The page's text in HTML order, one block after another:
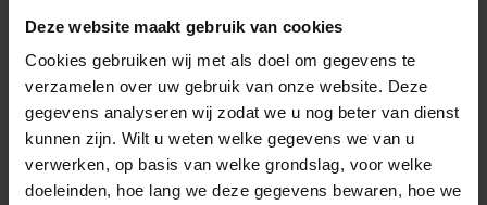
Deze website maakt gebruik van cookies
Cookies gebruiken wij met als doel om gegevens te
verzamelen over uw gebruik van onze website. Deze
gegevens analyseren wij zodat we u nog beter van dienst
kunnen zijn. Wilt u weten welke gegevens we van u
verwerken, op basis van welke grondslag, voor welke
doeleinden, hoe lang we deze gegevens bewaren, hoe we
Deel op LinkedIn
Deel via Whatsapp
Deel via email
Terug naar overzicht